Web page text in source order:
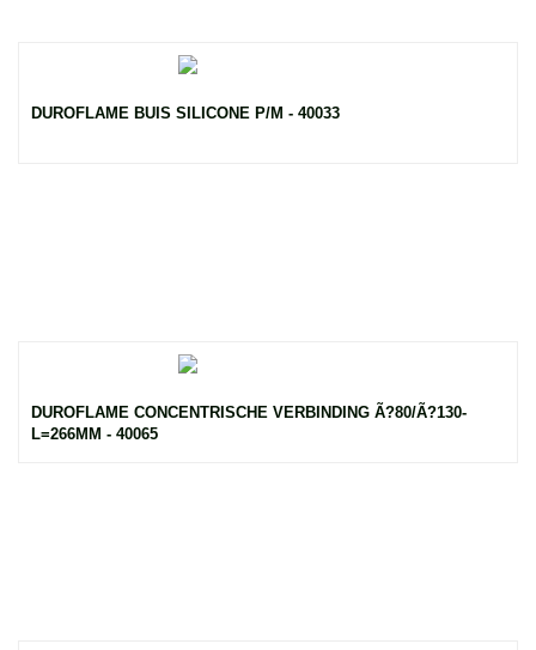
DUROFLAME BUIS SILICONE P/M - 40033
DUROFLAME CONCENTRISCHE VERBINDING Ã?80/Ã?130-
L=266MM - 40065